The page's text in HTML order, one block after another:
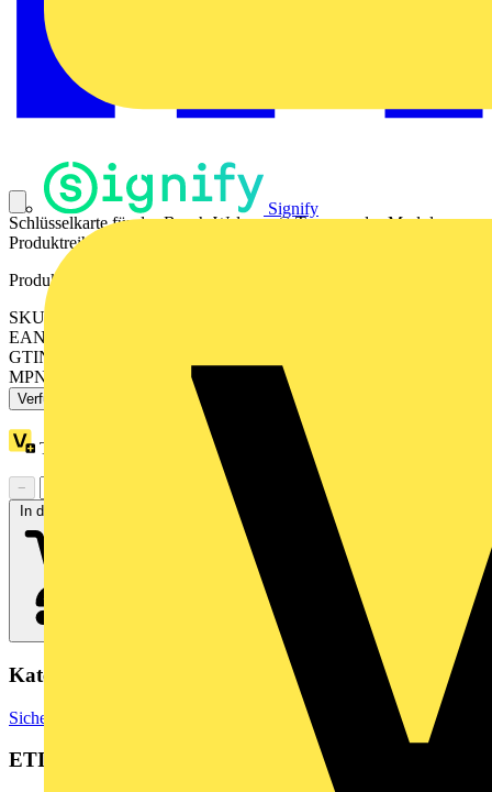
Signify
Schlüsselkarte für das Busch-Welcome® Transponder-Modul.
Produktreihe: Busch-Welcome® 2-Draht​
Produktkennzeichen
SKU: 2CKA008300A0372
EAN: 4011395197530
GTIN: 4011395197530
MPN: 83173
Verfügbar: 2 Händler
Treuepunkte:
−
In den Warenkorb
Kategorien
Sicherheit & Zutrittskontrolle Zutrittskontrollsysteme
ETIM Group